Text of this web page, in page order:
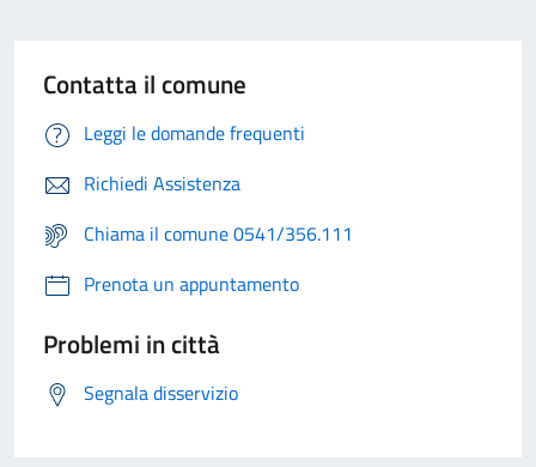
Contatta il comune
Leggi le domande frequenti
Richiedi Assistenza
Chiama il comune 0541/356.111
Prenota un appuntamento
Problemi in città
Segnala disservizio